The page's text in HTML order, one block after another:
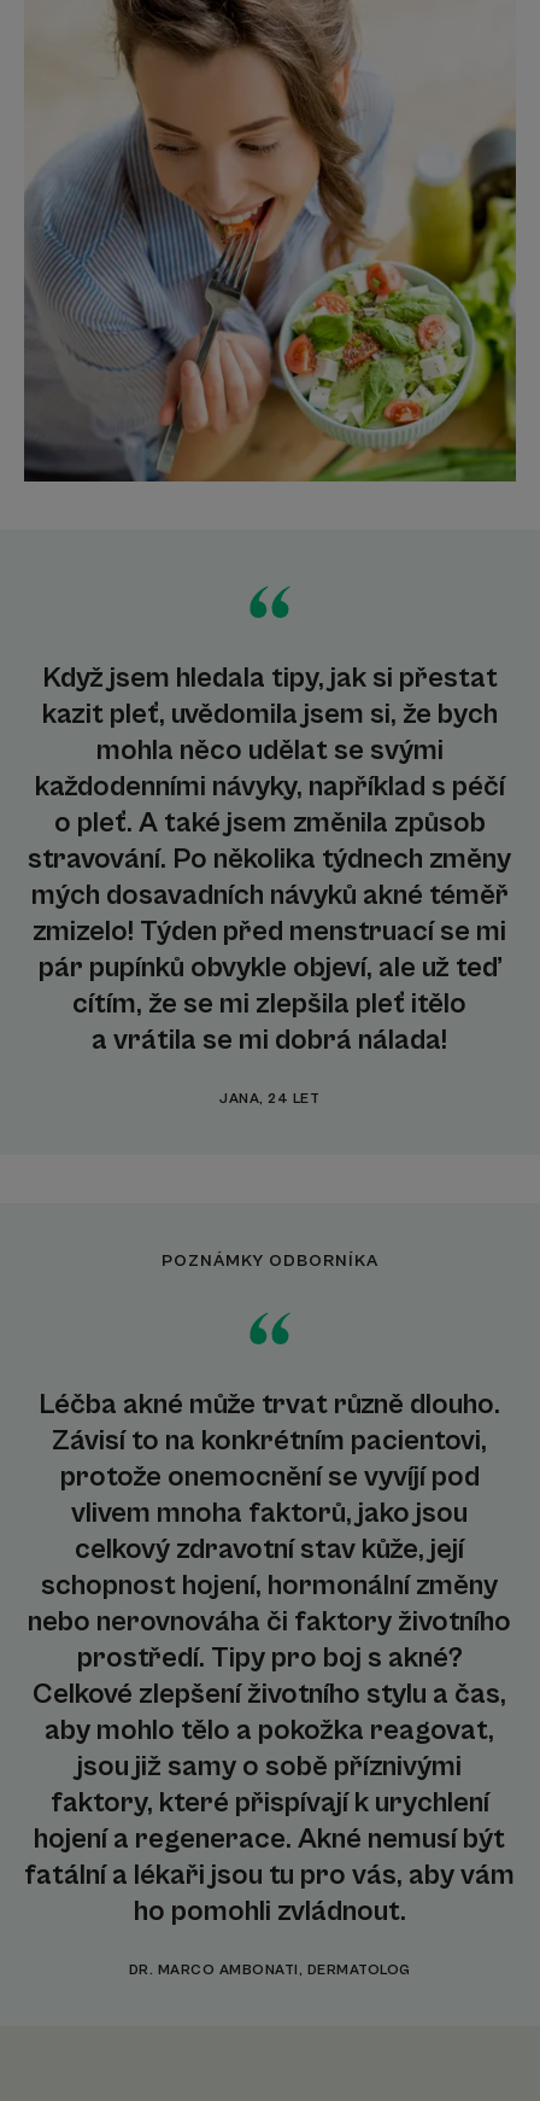
Když jsem hledala tipy, jak si přestat
kazit pleť, uvědomila jsem si, že bych
mohla něco udělat se svými
každodenními návyky, například s péčí
o pleť. A také jsem změnila způsob
stravování. Po několika týdnech změny
mých dosavadních návyků akné téměř
zmizelo! Týden před menstruací se mi
pár pupínků obvykle objeví, ale už teď
cítím, že se mi zlepšila pleť itělo
a vrátila se mi dobrá nálada!
JANA, 24 LET
POZNÁMKY ODBORNÍKA
Léčba akné může trvat různě dlouho.
Závisí to na konkrétním pacientovi,
protože onemocnění se vyvíjí pod
vlivem mnoha faktorů, jako jsou
celkový zdravotní stav kůže, její
schopnost hojení, hormonální změny
nebo nerovnováha či faktory životního
prostředí. Tipy pro boj s akné?
Celkové zlepšení životního stylu a čas,
aby mohlo tělo a pokožka reagovat,
jsou již samy o sobě příznivými
faktory, které přispívají k urychlení
hojení a regenerace. Akné nemusí být
fatální a lékaři jsou tu pro vás, aby vám
ho pomohli zvládnout.
DR. MARCO AMBONATI, DERMATOLOG